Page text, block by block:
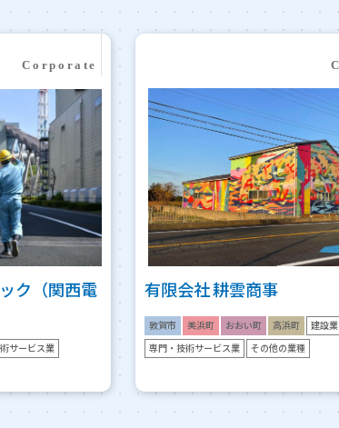
ク（関西電
サービス業
有限会社 耕雲商事
敦賀市 美浜町 おおい町 高浜町 建設業
専門・技術サービス業 その他の業種